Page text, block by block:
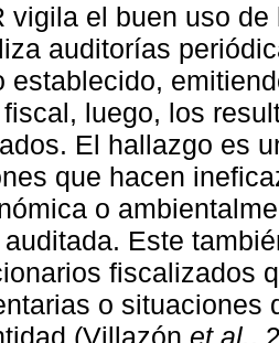
vigila el buen uso
auditorías
establecido,
luego, los
El hallazgo es
que hacen
o
Este
fiscalizados
o situaciones